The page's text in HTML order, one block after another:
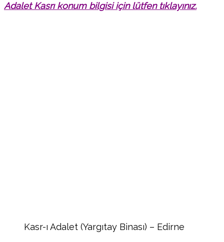
Adalet Kasrı konum bilgisi için lütfen tıklayınız.
Kasr-ı Adalet (Yargıtay Binası) – Edirne